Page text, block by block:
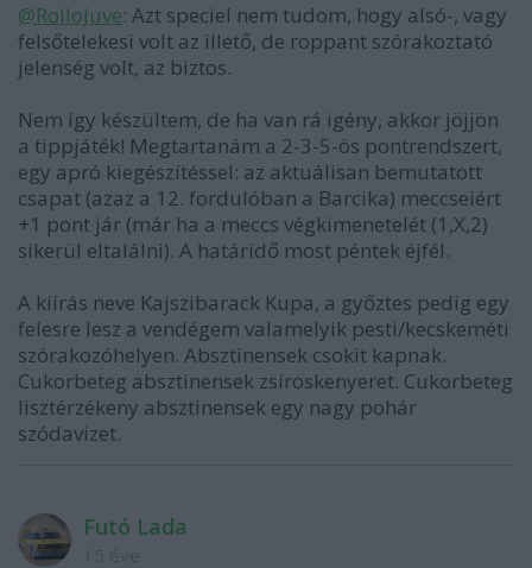
@RolloJuve: Azt speciel nem tudom, hogy alsó-, vagy
felsőtelekesi volt az illető, de roppant szórakoztató
jelenség volt, az biztos.
Nem így készültem, de ha van rá igény, akkor jöjjön
a tippjáték! Megtartanám a 2-3-5-ös pontrendszert,
egy apró kiegészítéssel: az aktuálisan bemutatott
csapat (azaz a 12. fordulóban a Barcika) meccseiért
+1 pont jár (már ha a meccs végkimenetelét (1,X,2)
sikerül eltalálni). A határidő most péntek éjfél.
A kiírás neve Kajszibarack Kupa, a győztes pedig egy
felesre lesz a vendégem valamelyik pesti/kecskeméti
szórakozóhelyen. Absztinensek csokit kapnak.
Cukorbeteg absztinensek zsíroskenyeret. Cukorbeteg
lisztérzékeny absztinensek egy nagy pohár
szódavizet.
Futó Lada